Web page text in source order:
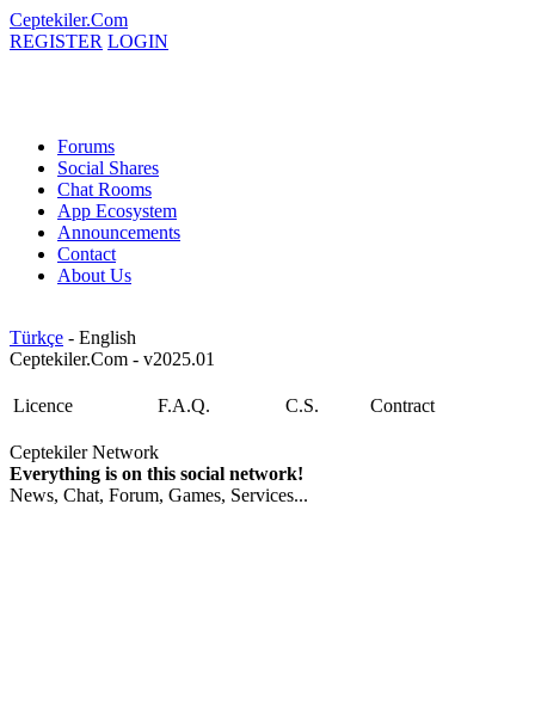
Ceptekiler.Com
REGISTER LOGIN
Forums
Social Shares
Chat Rooms
App Ecosystem
Announcements
Contact
About Us
Türkçe - English
Ceptekiler.Com - v2025.01
Licence F.A.Q. C.S. Contract
Ceptekiler Network
Everything is on this social network!
News, Chat, Forum, Games, Services...